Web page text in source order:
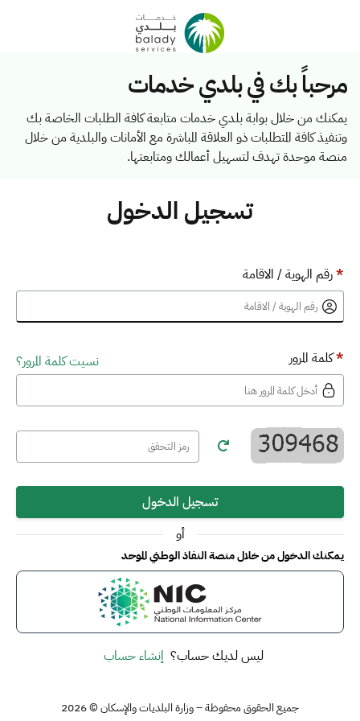
مرحباً بك في بلدي خدمات
يمكنك من خلال بوابة بلدي خدمات متابعة كافة الطلبات الخاصة بك
وتنفيذ كافة المتطلبات ذو العلاقة المباشرة مع الأمانات والبلدية من خلال
منصة موحدة تهدف لتسهيل أعمالك ومتابعتها.
تسجيل الدخول
*رقم الهوية / الاقامة
*كلمة المرور نسيت كلمة المرور؟
تسجيل الدخول
أو
يمكنك الدخول من خلال منصة النفاذ الوطني الموحد
ليس لديك حساب؟ إنشاء حساب
جميع الحقوق محفوظة – وزارة البلديات والإسكان © 2026